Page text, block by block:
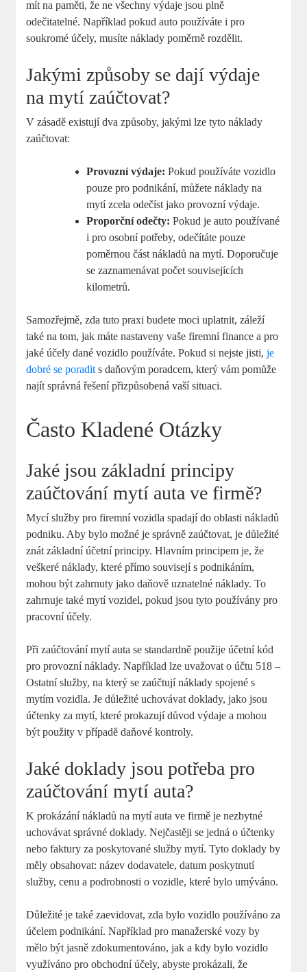
mít na paměti, že ne všechny výdaje jsou plně
odečitatelné. Například pokud auto používáte i pro
soukromé účely, musíte náklady poměrně rozdělit.
Jakými způsoby se dají výdaje
na mytí zaúčtovat?
V zásadě existují dva způsoby, jakými lze tyto náklady
zaúčtovat:
Provozní výdaje: Pokud používáte vozidlo
pouze pro podnikání, můžete náklady na
mytí zcela odečíst jako provozní výdaje.
Proporční odečty: Pokud je auto používané
i pro osobní potřeby, odečítáte pouze
poměrnou část nákladů na mytí. Doporučuje
se zaznamenávat počet souvisejících
kilometrů.
Samozřejmě, zda tuto praxi budete moci uplatnit, záleží
také na tom, jak máte nastaveny vaše firemní finance a pro
jaké účely dané vozidlo používáte. Pokud si nejste jisti,je
dobré se poradit s daňovým poradcem, který vám pomůže
najít správná řešení přizpůsobená vaší situaci.
Často Kladené Otázky
Jaké jsou základní principy
zaúčtování mytí auta ve firmě?
Mycí služby pro firemní vozidla spadají do oblasti nákladů
podniku. Aby bylo možné je správně zaúčtovat, je důležité
znát základní účetní principy. Hlavním principem je, že
veškeré náklady, které přímo souvisejí s podnikáním,
mohou být zahrnuty jako daňově uznatelné náklady. To
zahrnuje také mytí vozidel, pokud jsou tyto používány pro
pracovní účely.
Při zaúčtování mytí auta se standardně použije účetní kód
pro provozní náklady. Například lze uvažovat o účtu 518 –
Ostatní služby, na který se zaúčtují náklady spojené s
mytím vozidla. Je důležité uchovávat doklady, jako jsou
účtenky za mytí, které prokazují důvod výdaje a mohou
být použity v případě daňové kontroly.
Jaké doklady jsou potřeba pro
zaúčtování mytí auta?
K prokázání nákladů na mytí auta ve firmě je nezbytné
uchovávat správné doklady. Nejčastěji se jedná o účtenky
nebo faktury za poskytované služby mytí. Tyto doklady by
měly obsahovat: název dodavatele, datum poskytnutí
služby, cenu a podrobnosti o vozidle, které bylo umýváno.
Důležité je také zaevidovat, zda bylo vozidlo používáno za
účelem podnikání. Například pro manažerské vozy by
mělo být jasně zdokumentováno, jak a kdy bylo vozidlo
využíváno pro obchodní účely, abyste prokázali, že